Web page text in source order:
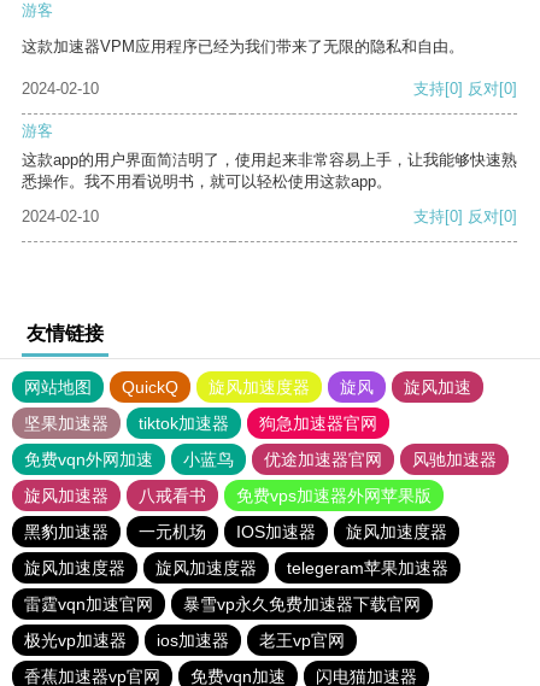
游客
这款加速器VPM应用程序已经为我们带来了无限的隐私和自由。
2024-02-10 支持[0] 反对[0]
游客
这款app的用户界面简洁明了，使用起来非常容易上手，让我能够快速熟
悉操作。我不用看说明书，就可以轻松使用这款app。
2024-02-10
支持[0] 反对[0]
友情链接
网站地图 QuickQ 旋风加速度器 旋风
旋风加速
坚果加速器
tiktok加速器
狗急加速器官网
免费vqn外网加速
小蓝鸟 优途加速器官网
风驰加速器
旋风加速器
八戒看书
免费vps加速器外网苹果版
黑豹加速器
一元机场 IOS加速器
旋风加速度器
旋风加速度器
旋风加速度器
telegeram苹果加速器
雷霆vqn加速官网
暴雪vp永久免费加速器下载官网
极光vp加速器
ios加速器
老王vp官网
香蕉加速器vp官网
免费vqn加速
闪电猫加速器